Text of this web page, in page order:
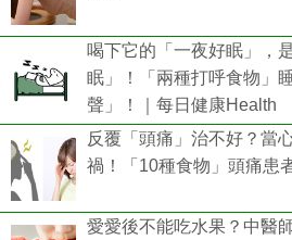
喝下它的「一夜好眠」，
眠」！「兩種打呼食物」
聲」！｜每日健康Health
反覆「頭痛」治不好？當
禍！「10種食物」頭痛患
愛愛後不能吃水果？中醫